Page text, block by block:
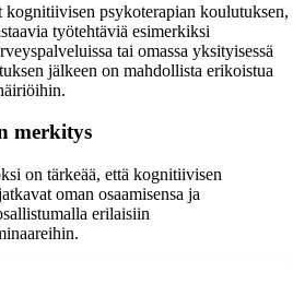
psykoterapian koulutuksen,
työtehtäviä esimerkiksi
tai omassa yksityisessä
jälkeen on mahdollista erikoistua
merkitys
on tärkeää, että kognitiivisen
oman osaamisensa ja
erilaisiin